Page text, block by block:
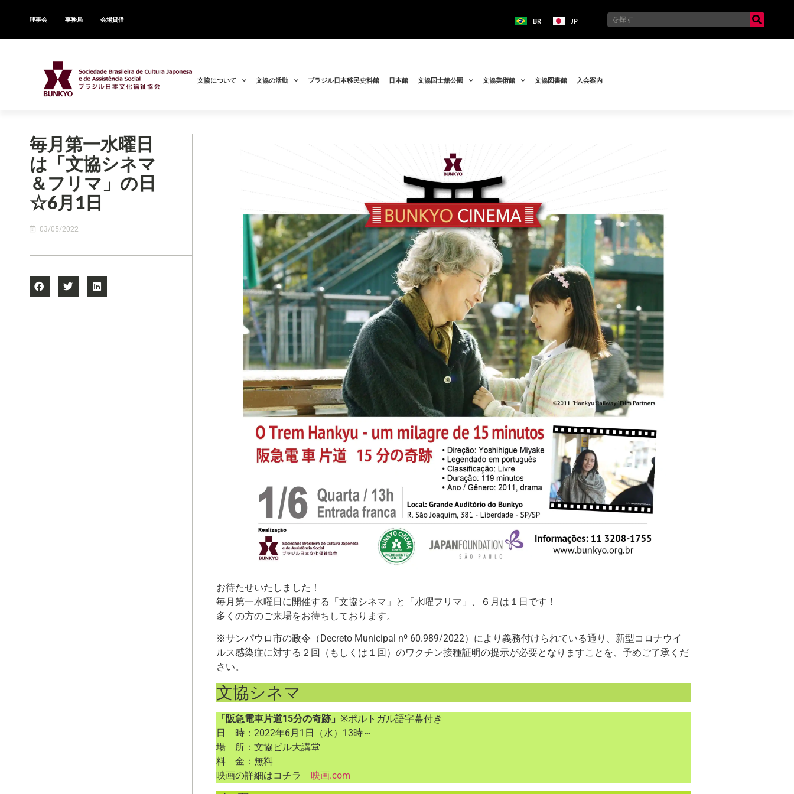
理事会 事務局 会場貸借 BR JP
文協について 文協の活動 ブラジル日本移民史料館 日本館 文協国士舘公園 文協美術館 文協図書館 入会案内
毎月第一水曜日
は「文協シネマ
＆フリマ」の日
☆6月1日
03/05/2022
お待たせいたしました！
毎月第一水曜日に開催する「文協シネマ」と「水曜フリマ」、６月は１日です！
多くの方のご来場をお待ちしております。
※サンパウロ市の政令（Decreto Municipal nº 60.989/2022）により義務付けられている通り、新型コロナウイ
ルス感染症に対する２回（もしくは１回）のワクチン接種証明の提示が必要となりますことを、予めご了承くだ
さい。
文協シネマ
「阪急電車片道15分の奇跡」 ※ポルトガル語字幕付き
日 時：2022年6月1日（水）13時～
場 所：文協ビル大講堂
料 金：無料
映画の詳細はコチラ映画.com